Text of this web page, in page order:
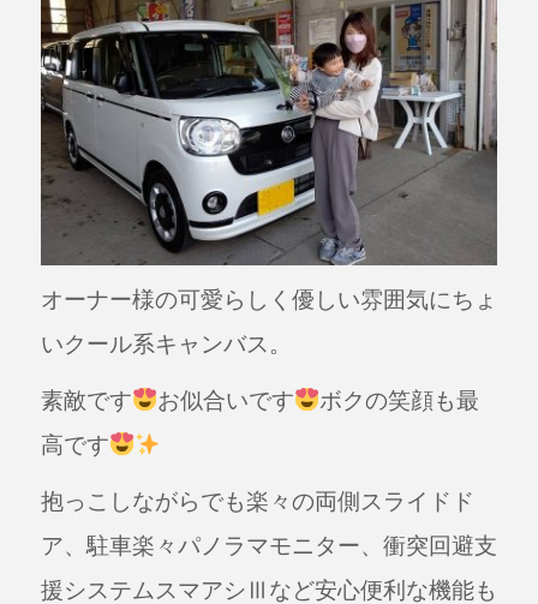
オーナー様の可愛らしく優しい雰囲気にちょ
いクール系キャンバス。
素敵です お似合いです
ボクの笑顔も最
高です
抱っこしながらでも楽々の両側スライドド
ア、駐車楽々パノラマモニター、衝突回避支
援システムスマアシⅢなど安心便利な機能も